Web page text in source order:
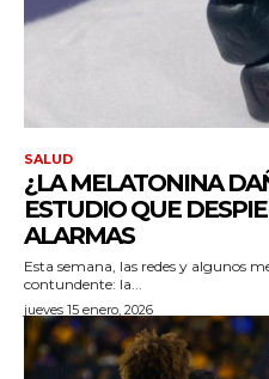
SALUD
¿LA MELATONINA
ESTUDIO QUE
ALARMAS
Esta semana, las redes y algunos
contundente: la...
jueves 15 enero, 2026